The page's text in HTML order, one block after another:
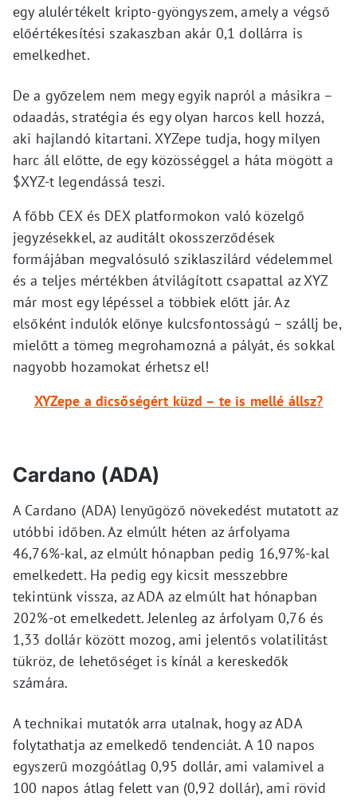
egy alulértékelt kripto-gyöngyszem, amely a végső
előértékesítési szakaszban akár 0,1 dollárra is
emelkedhet.
De a győzelem nem megy egyik napról a másikra –
odaadás, stratégia és egy olyan harcos kell hozzá,
aki hajlandó kitartani. XYZepe tudja, hogy milyen
harc áll előtte, de egy közösséggel a háta mögött a
$XYZ-t legendássá teszi.
A főbb CEX és DEX platformokon való közelgő
jegyzésekkel, az auditált okosszerződések
formájában megvalósuló sziklaszilárd védelemmel
és a teljes mértékben átvilágított csapattal az XYZ
már most egy lépéssel a többiek előtt jár. Az
elsőként indulók előnye kulcsfontosságú – szállj be,
mielőtt a tömeg megrohamozná a pályát, és sokkal
nagyobb hozamokat érhetsz el!
XYZepe a dicsőségért küzd – te is mellé állsz?
Cardano (ADA)
A Cardano (ADA) lenyűgöző növekedést mutatott az
utóbbi időben. Az elmúlt héten az árfolyama
46,76%-kal, az elmúlt hónapban pedig 16,97%-kal
emelkedett. Ha pedig egy kicsit messzebbre
tekintünk vissza, az ADA az elmúlt hat hónapban
202%-ot emelkedett. Jelenleg az árfolyam 0,76 és
1,33 dollár között mozog, ami jelentős volatilitást
tükröz, de lehetőséget is kínál a kereskedők
számára.
A technikai mutatók arra utalnak, hogy az ADA
folytathatja az emelkedő tendenciát. A 10 napos
egyszerű mozgóátlag 0,95 dollár, ami valamivel a
100 napos átlag felett van (0,92 dollár), ami rövid